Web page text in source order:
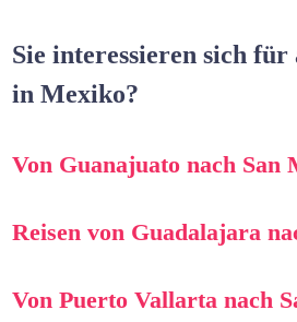
Sie interessieren sich für
in Mexiko?
Von Guanajuato nach San
Reisen von Guadalajara
Von Puerto Vallarta nach